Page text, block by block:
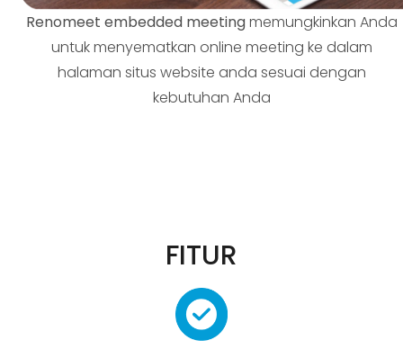
Renomeet embedded meetingmemungkinkan Anda
untuk menyematkan online meeting ke dalam
halaman situs website anda sesuai dengan
kebutuhan Anda
FITUR